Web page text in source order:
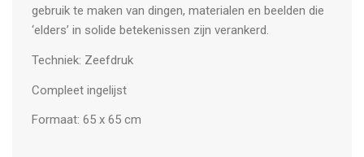
gebruik te maken van dingen, materialen en beelden die
‘elders’ in solide betekenissen zijn verankerd.
Techniek: Zeefdruk
Compleet ingelijst
Formaat: 65 x 65 cm